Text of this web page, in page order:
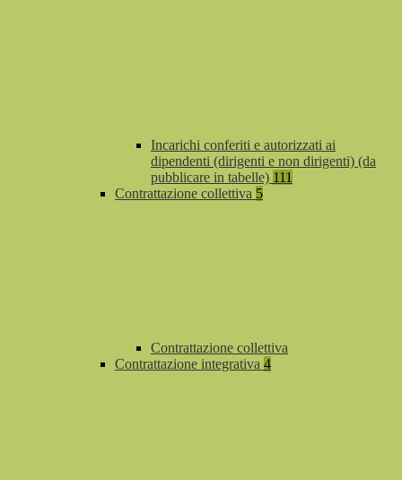
Incarichi conferiti e autorizzati ai
dipendenti (dirigenti e non dirigenti) (da
pubblicare in tabelle) 111
Contrattazione collettiva 5
Contrattazione collettiva
Contrattazione integrativa 4